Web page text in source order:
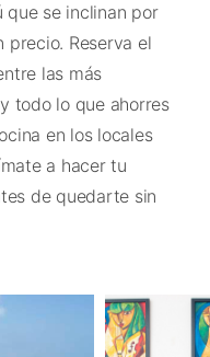
se inclinan por
precio. Reserva el
las más
todo lo que ahorres
en los locales
a hacer tu
de quedarte sin